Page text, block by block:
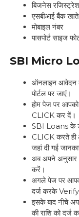
बिजनेस
एसबीआई बैंक
मोबाइल नंबर
पासपोर्ट साइज
SBI Micro
ऑनलाइन आवेदन
पोर्टल पर जाएं।
होम पेज पर
CLICK कर दें।
SBI Loans के
CLICK करते
जहां दी गई
अब अपने
करें।
अगले पेज पर
दर्ज करके
इसके बाद नीचे
की राशि को